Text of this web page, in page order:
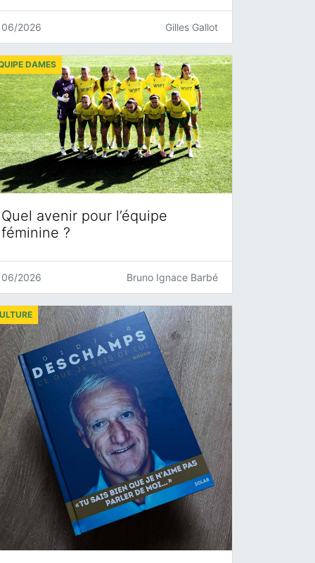
06/2026 Gilles Gallot
Quel avenir pour l’équipe
féminine ?
DAMES
06/2026 Bruno Ignace Barbé